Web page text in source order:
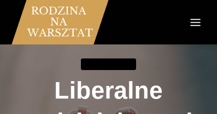
Przejdź
treści
Liberalne